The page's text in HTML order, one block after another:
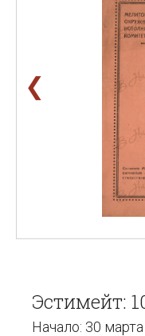
❮
Эстимейт:
Начало: 30